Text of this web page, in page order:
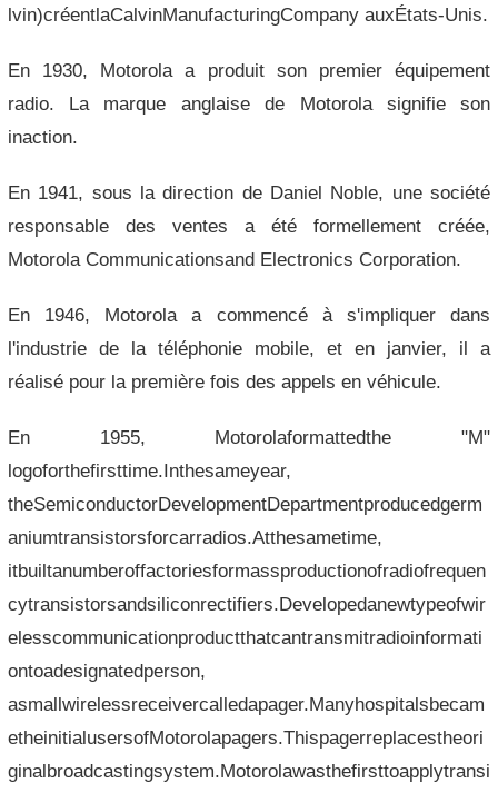
lvin)créentlaCalvinManufacturingCompany auxÉtats-Unis.
En 1930, Motorola a produit son premier équipement
radio. La marque anglaise de Motorola signifie son
inaction.
En 1941, sous la direction de Daniel Noble, une société
responsable des ventes a été formellement créée,
Motorola Communicationsand Electronics Corporation.
En 1946, Motorola a commencé à s'impliquer dans
l'industrie de la téléphonie mobile, et en janvier, il a
réalisé pour la première fois des appels en véhicule.
En 1955, Motorolaformattedthe "M"
logoforthefirsttime.Inthesameyear,
theSemiconductorDevelopmentDepartmentproducedgerm
aniumtransistorsforcarradios.Atthesametime,
itbuiltanumberoffactoriesformassproductionofradiofrequen
cytransistorsandsiliconrectifiers.Developedanewtypeofwir
elesscommunicationproductthatcantransmitradioinformati
ontoadesignatedperson,
asmallwirelessreceivercalledapager.Manyhospitalsbecam
etheinitialusersofMotorolapagers.Thispagerreplacestheori
ginalbroadcastingsystem.Motorolawasthefirsttoapplytransi